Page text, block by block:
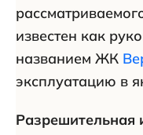
известен как
названием ЖК
эксплуатацию в
Разрешительная